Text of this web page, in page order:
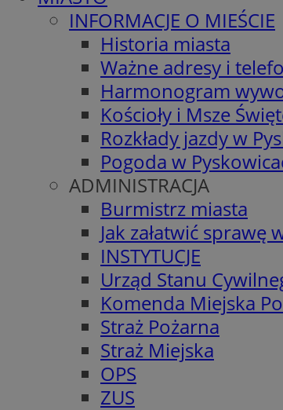
INFORMACJE O MIEŚCIE
Historia miasta
Ważne adresy i
Harmonogram
Kościoły i Msze
Rozkłady jazdy w
Pogoda w
ADMINISTRACJA
Burmistrz miasta
Jak załatwić sprawę
INSTYTUCJE
Urząd Stanu
Komenda Miejska
Straż Pożarna
Straż Miejska
OPS
ZUS